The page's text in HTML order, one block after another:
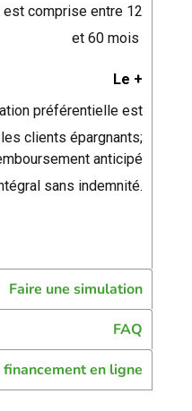
est comprise entre 12
et 60 mois
Le +
préférentielle est
clients épargnants;
anticipé
sans indemnité.
Faire une simulation
FAQ
financement en ligne